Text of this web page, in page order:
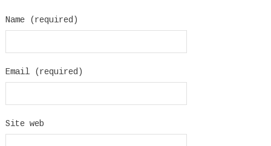
Name (required)
Email (required)
Site web